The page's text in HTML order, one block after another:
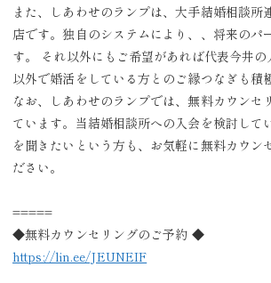
また、しあわせのランプは、大手結婚相談所
店です。独自のシステムにより、、将来のパ
す。 それ以外にもご希望があれば代表今井
以外で婚活をしている方とのご縁つなぎも積
なお、しあわせのランプでは、無料カウンセ
ています。当結婚相談所への入会を検討して
を聞きたいという方も、お気軽に無料カウン
ださい。
=====
◆無料カウンセリングのご予約 ◆
https://lin.ee/JEUNEIF